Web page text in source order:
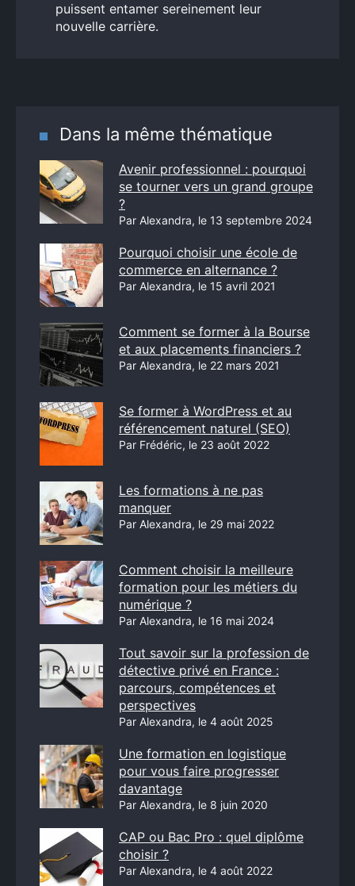
puissent entamer sereinement leur
nouvelle carrière.
Dans la même thématique
Avenir professionnel : pourquoi
se tourner vers un grand groupe
?
Par Alexandra, le 13 septembre 2024
Pourquoi choisir une école de
commerce en alternance ?
Par Alexandra, le 15 avril 2021
Comment se former à la Bourse
et aux placements financiers ?
Par Alexandra, le 22 mars 2021
Se former à WordPress et au
référencement naturel (SEO)
Par Frédéric, le 23 août 2022
Les formations à ne pas
manquer
Par Alexandra, le 29 mai 2022
Comment choisir la meilleure
formation pour les métiers du
numérique ?
Par Alexandra, le 16 mai 2024
Tout savoir sur la profession de
détective privé en France :
parcours, compétences et
perspectives
Par Alexandra, le 4 août 2025
Une formation en logistique
pour vous faire progresser
davantage
Par Alexandra, le 8 juin 2020
CAP ou Bac Pro : quel diplôme
choisir ?
Par Alexandra, le 4 août 2022